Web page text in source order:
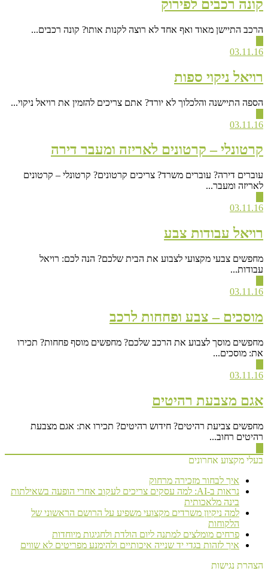
קונה רכבים לפירוק
הרכב התיישן מאוד ואף אחד לא רוצה לקנות אותו? קונה רכבים...
03.11.16
רויאל ניקוי ספות
הספה התיישנה והלכלוך לא יורד? אתם צריכים להזמין את רויאל ניקוי...
03.11.16
קרטונלי – קרטונים לאריזה ומעבר דירה
עוברים דירה? עוברים משרד? צריכים קרטונים? קרטונלי – קרטונים
לאריזה ומעבר...
03.11.16
רויאל עבודות צבע
מחפשים צבעי מקצועי לצבוע את הבית שלכם? הנה לכם: רויאל
עבודות...
03.11.16
מוסכים – צבע ופחחות לרכב
מחפשים מוסך לצבוע את הרכב שלכם? מחפשים מוסף פחחות? תכירו
את: מוסכים...
03.11.16
אגם מצבעת רהיטים
מחפשים צביעת רהיטים? חידוש רהיטים? תכירו את: אגם מצבעת
רהיטים רחוב...
בעלי מקצוע אחרונים
איך לבחור מזכירה מרחוק
נראות ב-AI: למה עסקים צריכים לעקוב אחרי הופעה בשאילתות
בינה מלאכותית
למה ניקיון משרדים מקצועי משפיע על הרושם הראשוני של
הלקוחות
פרחים מומלצים למתנה ליום הולדת ולחגיגות מיוחדות
איך לזהות בגדי יד שנייה איכותיים ולהימנע מפריטים לא שווים
הצהרת נגישות